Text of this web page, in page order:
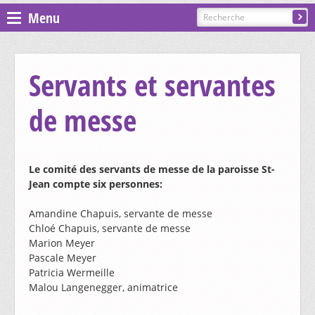
Menu
Espace pastoral
Paroisses
ST GILLES - COURGENAY
PRÉSENTATION, CONTACTS
CATÉCHÈSE ET SACREMENTS
GROUPES ET MOUVEMENTS
ST-JEAN - ALLE-BAROCHE-VENDLINE
PRÉSENTATION, CONTACTS
CÉLÉBRATIONS
CATÉCHÈSE ET SACREMENTS
ST-MARTIN - HAUTE-AJOIE
PRÉSENTATION, CONTACTS
ST-NICOLAS DE FLÜE - BONCOURT
Servants et servantes
de messe
Le comité des servants de messe de la paroisse St-
Jean compte six personnes:
Amandine Chapuis, servante de messe
Chloé Chapuis, servante de messe
Marion Meyer
Pascale Meyer
Patricia Wermeille
Malou Langenegger, animatrice